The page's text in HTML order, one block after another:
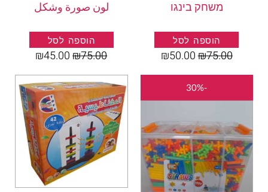
משחק בינגו
הוספה לסל
₪75.00
₪50.00
لون صورة وشكل
הוספה לסל
₪75.00
₪45.00
-30%
המחיר
המקורי
₪135.00.
₪95.00.